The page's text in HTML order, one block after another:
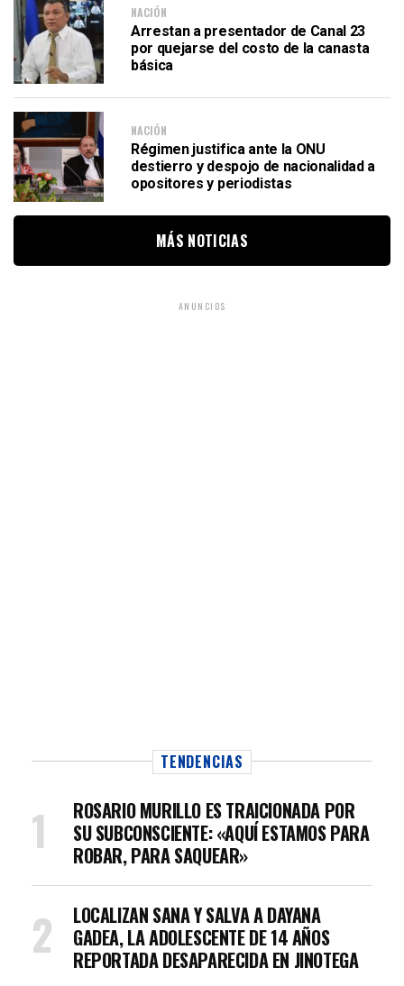
NACIÓN
Arrestan a presentador de Canal 23
por quejarse del costo de la canasta
básica
NACIÓN
Régimen justifica ante la ONU
destierro y despojo de nacionalidad a
opositores y periodistas
MÁS NOTICIAS
ANUNCIOS
TENDENCIAS
ROSARIO MURILLO ES TRAICIONADA POR
SU SUBCONSCIENTE: «AQUÍ ESTAMOS PARA
ROBAR, PARA SAQUEAR»
LOCALIZAN SANA Y SALVA A DAYANA
GADEA, LA ADOLESCENTE DE 14 AÑOS
REPORTADA DESAPARECIDA EN JINOTEGA